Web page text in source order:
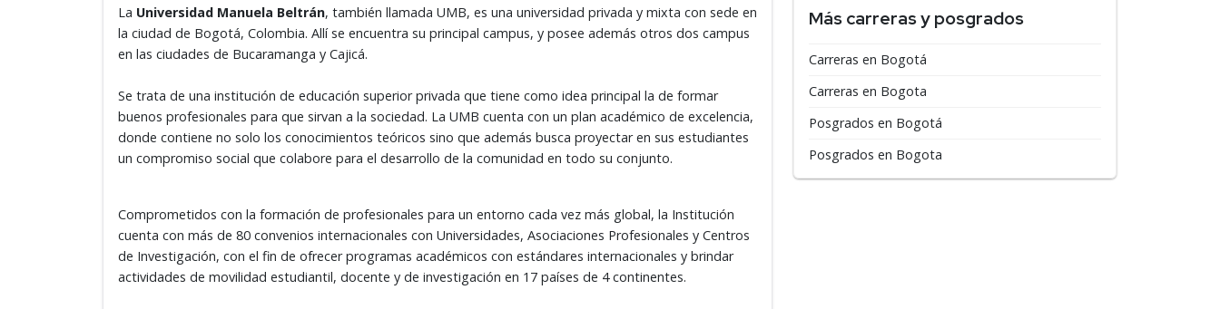
La Universidad Manuela Beltrán, también llamada UMB, es una universidad privada y mixta con sede en
la ciudad de Bogotá, Colombia. Allí se encuentra su principal campus, y posee además otros dos campus
en las ciudades de Bucaramanga y Cajicá.
Se trata de una institución de educación superior privada que tiene como idea principal la de formar
buenos profesionales para que sirvan a la sociedad. La UMB cuenta con un plan académico de excelencia,
donde contiene no solo los conocimientos teóricos sino que además busca proyectar en sus estudiantes
un compromiso social que colabore para el desarrollo de la comunidad en todo su conjunto.
Comprometidos con la formación de profesionales para un entorno cada vez más global, la Institución
cuenta con más de 80 convenios internacionales con Universidades, Asociaciones Profesionales y Centros
de Investigación, con el fin de ofrecer programas académicos con estándares internacionales y brindar
actividades de movilidad estudiantil, docente y de investigación en 17 países de 4 continentes.
Más carreras y posgrados
Carreras en Bogotá
Carreras en Bogota
Posgrados en Bogotá
Posgrados en Bogota